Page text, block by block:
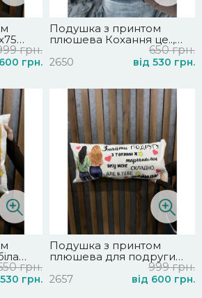
грн.
грн.
Подушка з принтом
плюшева Кохання це..,
2650
650 грн.
від 530 грн.
грн.
грн.
Подушка з принтом
плюшева для подруги
2657
999 грн.
від 600 грн.